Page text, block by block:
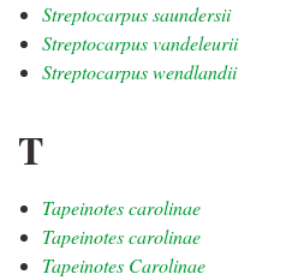
Streptocarpus saundersii
Streptocarpus vandeleurii
Streptocarpus wendlandii
T
Tapeinotes carolinae
Tapeinotes carolinae
Tapeinotes Carolinae